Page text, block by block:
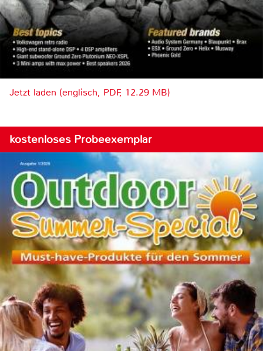
Jetzt laden (englisch, PDF, 12.29 MB)
kostenloses Probeexemplar